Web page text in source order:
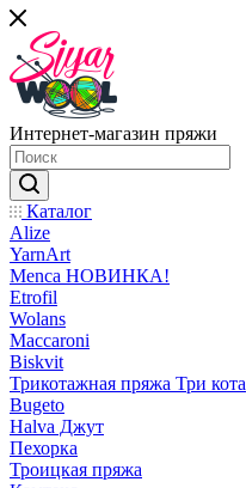
Интернет-магазин пряжи
Каталог
Alize
YarnArt
Menca НОВИНКА!
Etrofil
Wolans
Maccaroni
Biskvit
Трикотажная пряжа Три кота
Bugeto
Halva Джут
Пехорка
Троицкая пряжа